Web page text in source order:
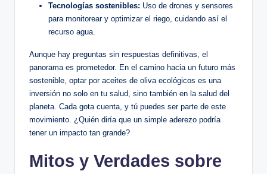
Tecnologías sostenibles: Uso de drones y sensores
para monitorear y optimizar el riego, cuidando así el
recurso agua.
Aunque hay preguntas sin respuestas definitivas, el
panorama es prometedor. En el camino hacia un futuro más
sostenible, optar por aceites de oliva ecológicos es una
inversión no solo en tu salud, sino también en la salud del
planeta. Cada gota cuenta, y tú puedes ser parte de este
movimiento. ¿Quién diría que un simple aderezo podría
tener un impacto tan grande?
Mitos y Verdades sobre